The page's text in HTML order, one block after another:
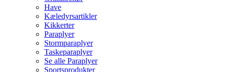
Have
Kæledyrsartikler
Kikkerter
Paraplyer
Stormparaplyer
Taskeparaplyer
Se alle Paraplyer
Sportsprodukter